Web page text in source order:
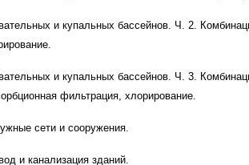
и купальных бассейнов. Ч. 2.
и купальных бассейнов. Ч. 3.
фильтрация, хлорирование.
сети и сооружения.
и канализация зданий.